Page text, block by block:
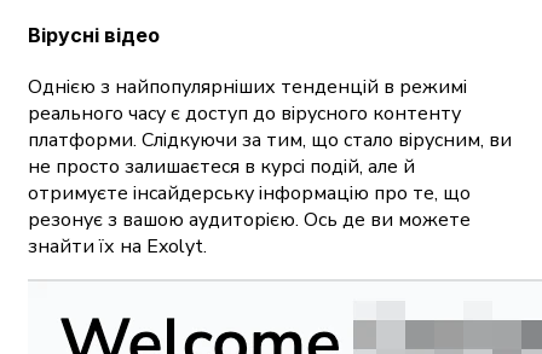
Вірусні відео
Однією з найпопулярніших тенденцій в режимі
реального часу є доступ до вірусного контенту
платформи. Слідкуючи за тим, що стало вірусним, ви
не просто залишаєтеся в курсі подій, але й
отримуєте інсайдерську інформацію про те, що
резонує з вашою аудиторією. Ось де ви можете
знайти їх на Exolyt.